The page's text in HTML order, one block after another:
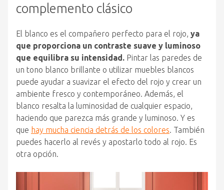
complemento clásico
El blanco es el compañero perfecto para el rojo, ya
que proporciona un contraste suave y luminoso
que equilibra su intensidad. Pintar las paredes de
un tono blanco brillante o utilizar muebles blancos
puede ayudar a suavizar el efecto del rojo y crear un
ambiente fresco y contemporáneo. Además, el
blanco resalta la luminosidad de cualquier espacio,
haciendo que parezca más grande y luminoso. Y es
que hay mucha ciencia detrás de los colores. También
puedes hacerlo al revés y apostarlo todo al rojo. Es
otra opción.